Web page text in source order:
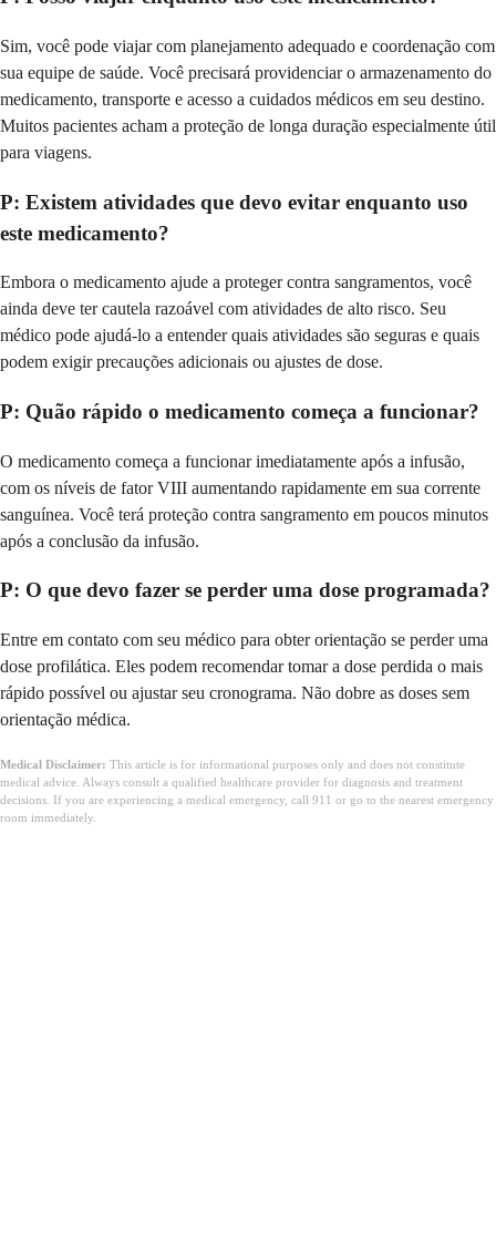
Sim, você pode viajar com planejamento adequado e coordenação com
sua equipe de saúde. Você precisará providenciar o armazenamento do
medicamento, transporte e acesso a cuidados médicos em seu destino.
Muitos pacientes acham a proteção de longa duração especialmente útil
para viagens.
P: Existem atividades que devo evitar enquanto uso
este medicamento?
Embora o medicamento ajude a proteger contra sangramentos, você
ainda deve ter cautela razoável com atividades de alto risco. Seu
médico pode ajudá-lo a entender quais atividades são seguras e quais
podem exigir precauções adicionais ou ajustes de dose.
P: Quão rápido o medicamento começa a funcionar?
O medicamento começa a funcionar imediatamente após a infusão,
com os níveis de fator VIII aumentando rapidamente em sua corrente
sanguínea. Você terá proteção contra sangramento em poucos minutos
após a conclusão da infusão.
P: O que devo fazer se perder uma dose programada?
Entre em contato com seu médico para obter orientação se perder uma
dose profilática. Eles podem recomendar tomar a dose perdida o mais
rápido possível ou ajustar seu cronograma. Não dobre as doses sem
orientação médica.
Medical Disclaimer: This article is for informational purposes only and does not constitute
medical advice. Always consult a qualified healthcare provider for diagnosis and treatment
decisions. If you are experiencing a medical emergency, call 911 or go to the nearest emergency
room immediately.